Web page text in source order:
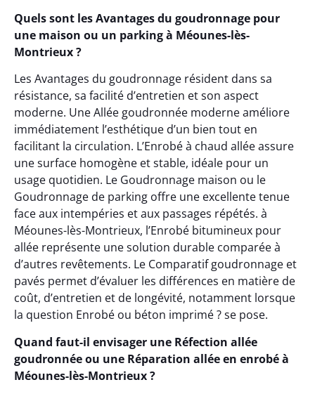
Quels sont les Avantages du goudronnage pour
une maison ou un parking à Méounes-lès-
Montrieux ?
Les Avantages du goudronnage résident dans sa
résistance, sa facilité d’entretien et son aspect
moderne. Une Allée goudronnée moderne améliore
immédiatement l’esthétique d’un bien tout en
facilitant la circulation. L’Enrobé à chaud allée assure
une surface homogène et stable, idéale pour un
usage quotidien. Le Goudronnage maison ou le
Goudronnage de parking offre une excellente tenue
face aux intempéries et aux passages répétés. à
Méounes-lès-Montrieux, l’Enrobé bitumineux pour
allée représente une solution durable comparée à
d’autres revêtements. Le Comparatif goudronnage et
pavés permet d’évaluer les différences en matière de
coût, d’entretien et de longévité, notamment lorsque
la question Enrobé ou béton imprimé ? se pose.
Quand faut-il envisager une Réfection allée
goudronnée ou une Réparation allée en enrobé à
Méounes-lès-Montrieux ?